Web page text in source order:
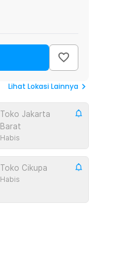
Lihat Lokasi Lainnya
Toko Jakarta
Barat
Habis
Toko Cikupa
Habis